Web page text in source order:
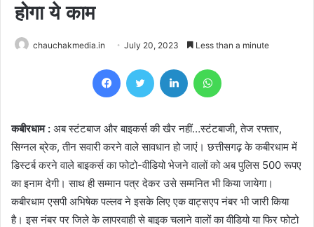
होगा ये काम
chauchakmedia.in July 20, 2023 Less than a minute
FacebookTwitter LinkedIn
कबीरधाम : अब स्टंटबाज और बाइकर्स की खैर नहीं…स्टंटबाजी, तेज रफ्तार,
सिग्नल ब्रेक, तीन सवारी करने वाले सावधान हो जाएं। छत्तीसगढ़ के कबीरधाम में
डिस्टर्ब करने वाले बाइकर्स का फोटो-वीडियो भेजने वालों को अब पुलिस 500 रूपए
का इनाम देगी। साथ ही सम्मान पत्र देकर उसे सम्मनित भी किया जायेगा।
कबीरधाम एसपी अभिषेक पल्लव ने इसके लिए एक वाट्सएप नंबर भी जारी किया
है। इस नंबर पर जिले के लापरवाही से बाइक चलाने वालों का वीडियो या फिर फोटो